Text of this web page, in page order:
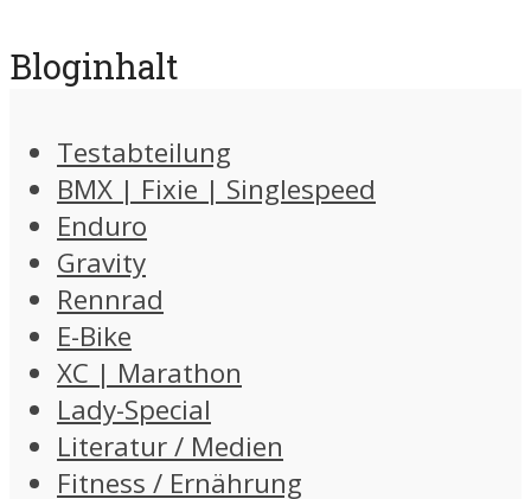
Bloginhalt
Testabteilung
BMX | Fixie | Singlespeed
Enduro
Gravity
Rennrad
E-Bike
XC | Marathon
Lady-Special
Literatur / Medien
Fitness / Ernährung